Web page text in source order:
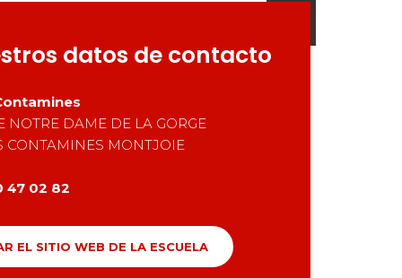
datos de contacto
NOTRE DAME DE LA GORGE
CONTAMINES MONTJOIE
47 02 82
EL SITIO WEB DE LA ESCUELA